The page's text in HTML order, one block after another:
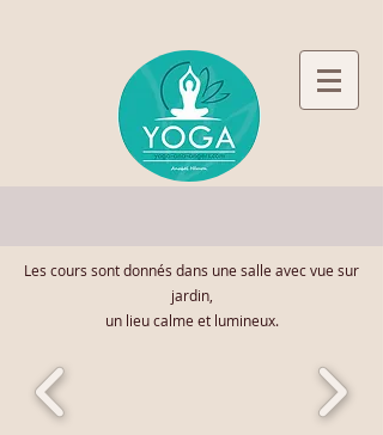
Les cours sont donnés dans une salle avec vue sur
jardin,
un lieu calme et lumineux.